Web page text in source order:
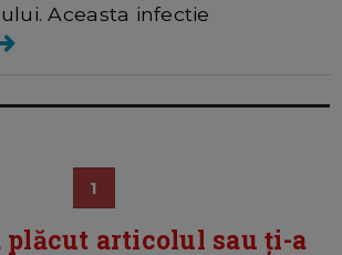
Aceasta infectie
1
plăcut articolul sau ți-a